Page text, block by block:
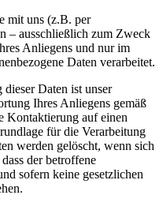
mit uns (z.B. per
– ausschließlich zum Zweck
Anliegens und nur im
Daten verarbeitet.
Daten ist unser
Ihres Anliegens gemäß
auf einen
für die Verarbeitung
werden gelöscht, wenn sich
der betroffene
sofern keine gesetzlichen